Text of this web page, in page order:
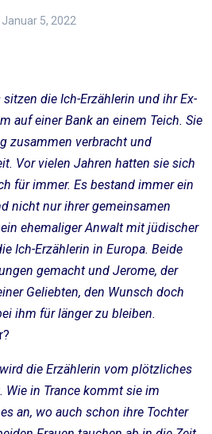
Januar 5, 2022
die Ich-Erzählerin und ihr Ex-
auf einer Bank an einem Teich. Sie
zusammen verbracht und
Vor vielen Jahren hatten sie sich
für immer. Es bestand immer ein
nicht nur ihrer gemeinsamen
ehemaliger Anwalt mit jüdischer
Ich-Erzählerin in Europa. Beide
gemacht und Jerome, der
Geliebten, den Wunsch doch
ihm für länger zu bleiben.
die Erzählerin vom plötzliches
Wie in Trance kommt sie im
an, wo auch schon ihre Tochter